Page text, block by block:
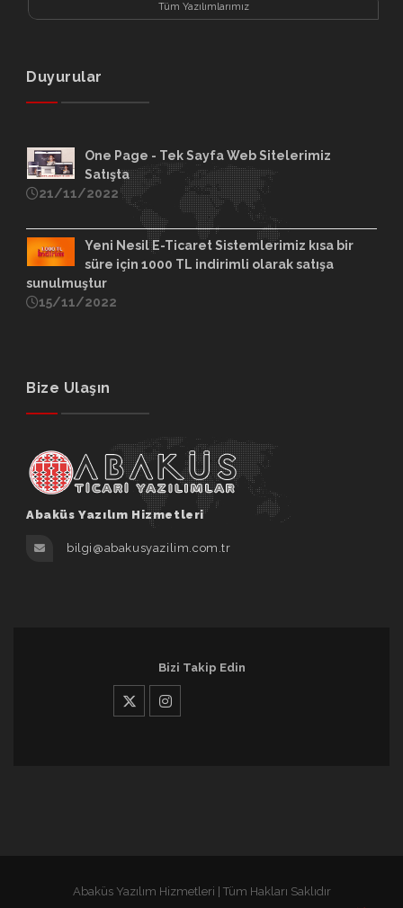
Tüm Yazılımlarımız
Duyurular
One Page - Tek Sayfa Web Sitelerimiz
Satışta
21/11/2022
Yeni Nesil E-Ticaret Sistemlerimiz kısa bir
süre için 1000 TL indirimli olarak satışa
sunulmuştur
15/11/2022
Bize Ulaşın
Abaküs Yazılım Hizmetleri
bilgi@abakusyazilim.com.tr
Bizi Takip Edin
Abaküs Yazılım Hizmetleri | Tüm Hakları Saklıdır